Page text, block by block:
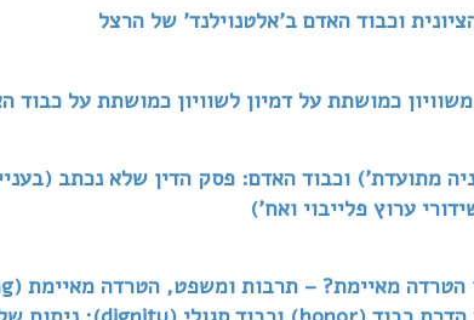
וכבוד האדם ב'אלטנוילנד' של הרצל
כמושתת על דמיון לשוויון כמושתת על כבוד
מתועדת') וכבוד האדם: פסק הדין שלא נכתב
ערוץ פלייבוי ואח')